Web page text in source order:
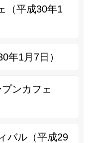
（平成30年1
年1月7日）
ンカフェ
バル（平成29